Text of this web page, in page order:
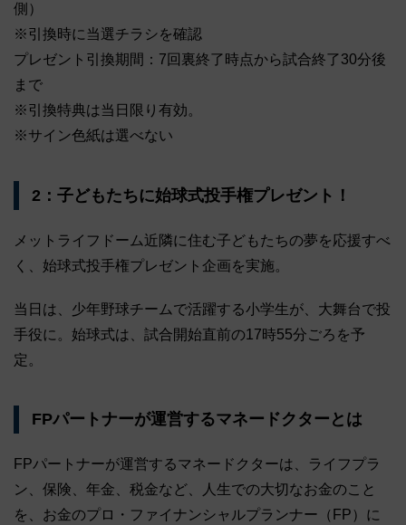
側）
※引換時に当選チラシを確認
プレゼント引換期間：7回裏終了時点から試合終了30分後
まで
※引換特典は当日限り有効。
※サイン色紙は選べない
2：子どもたちに始球式投手権プレゼント！
メットライフドーム近隣に住む子どもたちの夢を応援すべ
く、始球式投手権プレゼント企画を実施。
当日は、少年野球チームで活躍する小学生が、大舞台で投
手役に。始球式は、試合開始直前の17時55分ごろを予
定。
FPパートナーが運営するマネードクターとは
FPパートナーが運営するマネードクターは、ライフプラ
ン、保険、年金、税金など、人生での大切なお金のこと
を、お金のプロ・ファイナンシャルプランナー（FP）に